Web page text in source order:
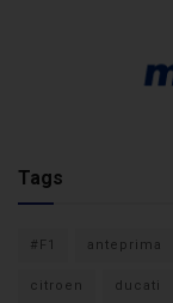
Tags
#F1 anteprima
citroen ducati